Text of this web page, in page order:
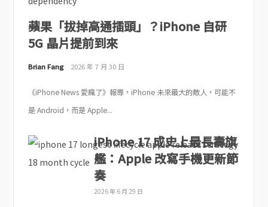
蘋果「拔掉高通插頭」？iPhone 自研
5G 晶片提前到來
Brian Fang 2026 年 7 月 30 日
《iPhone News 愛瘋了》報導，iPhone 未來最大的敵人，可能不
是 Android，而是 Apple...
iPhone 17 成史上最長壽旗
艦：Apple 改寫手機更新節
奏
2026 年 6 月 29 日